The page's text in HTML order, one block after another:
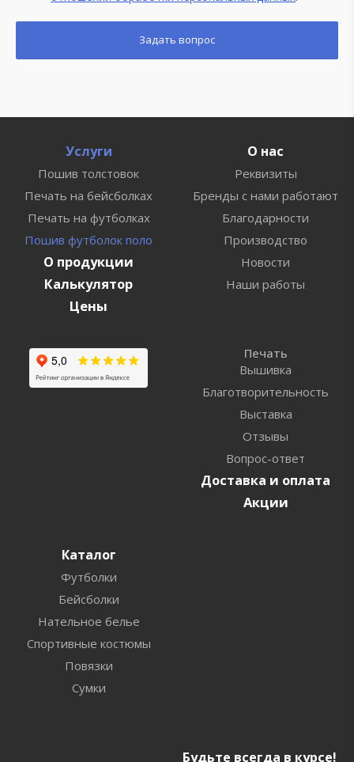
Услуги
Пошив толстовок
Печать на бейсболках
Печать на футболках
Пошив футболок поло
О продукции
Калькулятор
Цены
О нас
Реквизиты
Бренды с нами работают
Благодарности
Производство
Новости
Наши работы
Печать
Вышивка
Благотворительность
Выставка
Отзывы
Вопрос-ответ
Доставка и оплата
Акции
Каталог
Футболки
Бейсболки
Нательное белье
Спортивные костюмы
Повязки
Сумки
Будьте всегда в курсе!